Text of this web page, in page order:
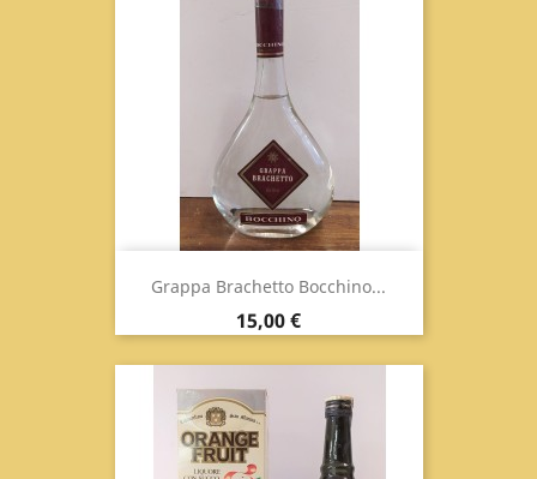
Grappa Brachetto Bocchino...
Prezzo
15,00 €